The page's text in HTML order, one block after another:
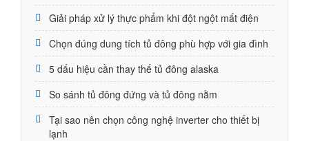
Giải pháp xử lý thực phẩm khi đột ngột mất điện
Chọn đúng dung tích tủ đông phù hợp với gia đình
5 dấu hiệu cần thay thế tủ đông alaska
So sánh tủ đông đứng và tủ đông nằm
Tại sao nên chọn công nghệ inverter cho thiết bị
lạnh